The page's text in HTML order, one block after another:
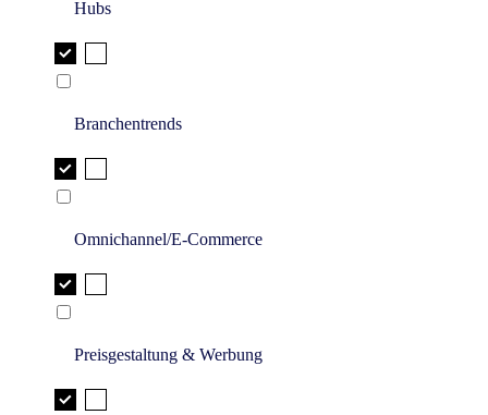
Hubs
Branchentrends
Omnichannel/E-Commerce
Preisgestaltung & Werbung